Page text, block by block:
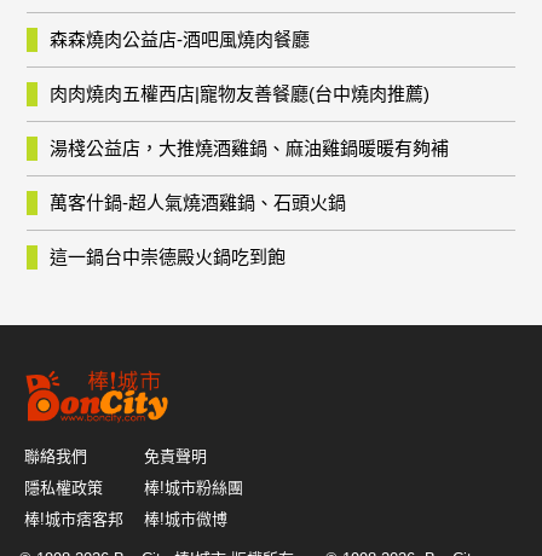
森森燒肉公益店-酒吧風燒肉餐廳
肉肉燒肉五權西店|寵物友善餐廳(台中燒肉推薦)
湯棧公益店，大推燒酒雞鍋、麻油雞鍋暖暖有夠補
萬客什鍋-超人氣燒酒雞鍋、石頭火鍋
這一鍋台中崇德殿火鍋吃到飽
聯絡我們
免責聲明
隱私權政策
棒!城市粉絲團
棒!城市痞客邦
棒!城市微博